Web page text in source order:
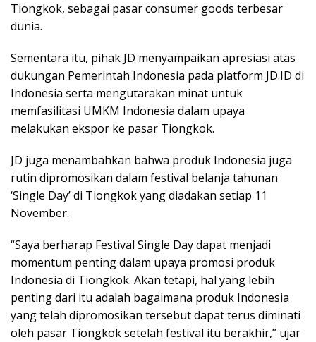
Tiongkok, sebagai pasar consumer goods terbesar
dunia.
Sementara itu, pihak JD menyampaikan apresiasi atas
dukungan Pemerintah Indonesia pada platform JD.ID di
Indonesia serta mengutarakan minat untuk
memfasilitasi UMKM Indonesia dalam upaya
melakukan ekspor ke pasar Tiongkok.
JD juga menambahkan bahwa produk Indonesia juga
rutin dipromosikan dalam festival belanja tahunan
‘Single Day’ di Tiongkok yang diadakan setiap 11
November.
“Saya berharap Festival Single Day dapat menjadi
momentum penting dalam upaya promosi produk
Indonesia di Tiongkok. Akan tetapi, hal yang lebih
penting dari itu adalah bagaimana produk Indonesia
yang telah dipromosikan tersebut dapat terus diminati
oleh pasar Tiongkok setelah festival itu berakhir,” ujar